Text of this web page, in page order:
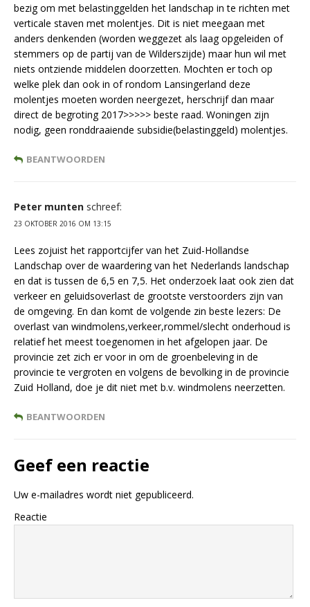
bezig om met belastinggelden het landschap in te richten met
verticale staven met molentjes. Dit is niet meegaan met
anders denkenden (worden weggezet als laag opgeleiden of
stemmers op de partij van de Wilderszijde) maar hun wil met
niets ontziende middelen doorzetten. Mochten er toch op
welke plek dan ook in of rondom Lansingerland deze
molentjes moeten worden neergezet, herschrijf dan maar
direct de begroting 2017>>>>> beste raad. Woningen zijn
nodig, geen ronddraaiende subsidie(belastinggeld) molentjes.
BEANTWOORDEN
Peter munten schreef:
23 OKTOBER 2016 OM 13:15
Lees zojuist het rapportcijfer van het Zuid-Hollandse
Landschap over de waardering van het Nederlands landschap
en dat is tussen de 6,5 en 7,5. Het onderzoek laat ook zien dat
verkeer en geluidsoverlast de grootste verstoorders zijn van
de omgeving. En dan komt de volgende zin beste lezers: De
overlast van windmolens,verkeer,rommel/slecht onderhoud is
relatief het meest toegenomen in het afgelopen jaar. De
provincie zet zich er voor in om de groenbeleving in de
provincie te vergroten en volgens de bevolking in de provincie
Zuid Holland, doe je dit niet met b.v. windmolens neerzetten.
BEANTWOORDEN
Geef een reactie
Uw e-mailadres wordt niet gepubliceerd.
Reactie